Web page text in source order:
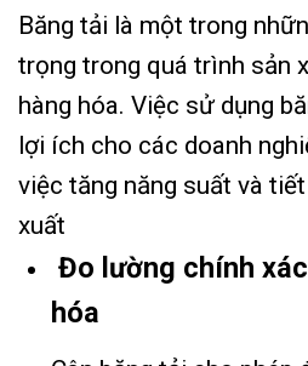
Băng tải là một trong
trọng trong quá trình sản
hàng hóa. Việc sử dụng
lợi ích cho các doanh
việc tăng năng suất và
xuất
Đo lường chính
hóa